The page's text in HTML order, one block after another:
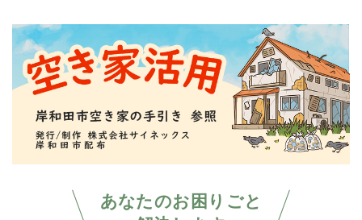
あなたのお困りごと